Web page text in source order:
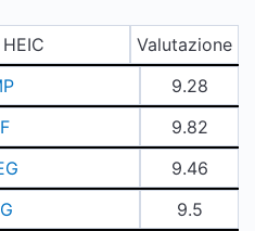
Valutazione
9.28
9.82
9.46
9.5